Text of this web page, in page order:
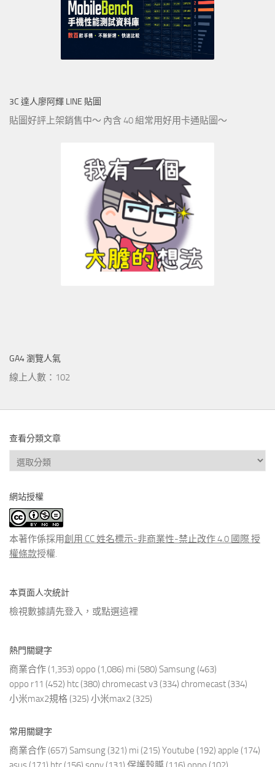
3C 達人廖阿輝 LINE 貼圖
貼圖好評上架銷售中～ 內含 40 組常用好用卡通貼圖～
GA4 瀏覽人氣
線上人數：102
查看分類文章
查
看
類
文
章
網站授權
本著作係採用創用 CC 姓名標示-非商業性-禁止改作 4.0 國際 授
權條款授權.
本頁面人次統計
檢視數據請先登入，或點選這裡
熱門關鍵字
商業合作 (1,353) oppo (1,086) mi (580) Samsung (463)
oppo r11 (452) htc (380) chromecast v3 (334) chromecast (334)
小米max2規格 (325) 小米max2 (325)
常用關鍵字
商業合作 (657) Samsung (321) mi (215) Youtube (192) apple (174)